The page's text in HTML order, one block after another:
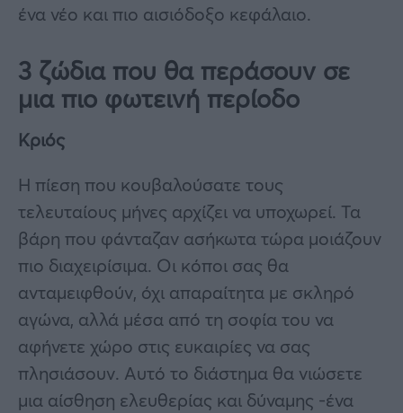
ένα νέο και πιο αισιόδοξο κεφάλαιο.
3 ζώδια που θα περάσουν σε
μια πιο φωτεινή περίοδο
Κριός
Η πίεση που κουβαλούσατε τους
τελευταίους μήνες αρχίζει να υποχωρεί. Τα
βάρη που φάνταζαν ασήκωτα τώρα μοιάζουν
πιο διαχειρίσιμα. Οι κόποι σας θα
ανταμειφθούν, όχι απαραίτητα με σκληρό
αγώνα, αλλά μέσα από τη σοφία του να
αφήνετε χώρο στις ευκαιρίες να σας
πλησιάσουν. Αυτό το διάστημα θα νιώσετε
μια αίσθηση ελευθερίας και δύναμης -ένα